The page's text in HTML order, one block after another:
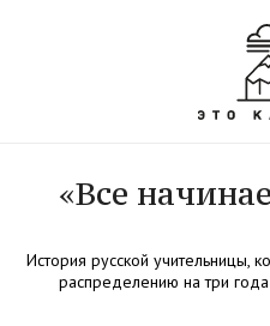
«Все
История русской учительницы,
распределению на три